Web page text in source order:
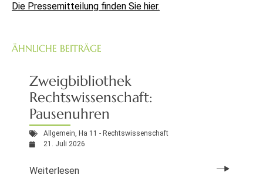
Die Pressemitteilung finden Sie hier.
ÄHNLICHE BEITRÄGE
Zweigbibliothek
Rechtswissenschaft:
Pausenuhren
Allgemein, Ha 11 - Rechtswissenschaft
21. Juli 2026
Weiterlesen